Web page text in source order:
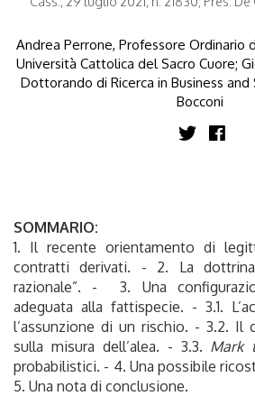
Andrea Perrone, Professore Ordinario
Università Cattolica del Sacro Cuore;
Dottorando di Ricerca in Business and
Bocconi
SOMMARIO:
1. Il recente orientamento di
contratti derivati. - 2. La dottrina
razionale”. - 3. Una
adeguata alla fattispecie. - 3.1.
l’assunzione di un rischio. - 3.2. Il
sulla misura dell’alea. - 3.3. Mark
probabilistici. - 4. Una possibile
5. Una nota di conclusione.